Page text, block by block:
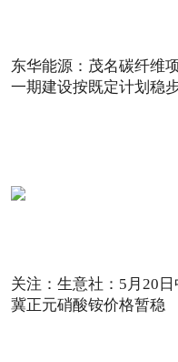
东华能源：茂名碳纤维
一期建设按既定计划稳
关注：生意社：5月20日
冀正元硝酸铵价格暂稳